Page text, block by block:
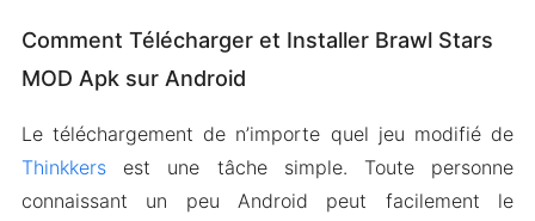
Comment Télécharger et Installer Brawl Stars
MOD Apk sur Android
Le téléchargement de n’importe quel jeu modifié de
Thinkkersest une tâche simple. Toute personne
connaissant un peu Android peut facilement le